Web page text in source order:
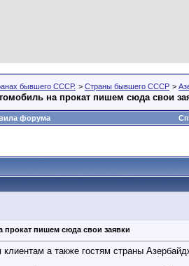
бывшего СССР. > Страны бывшего СССР >
на прокат пишем сюда свои
форума
прокат пишем сюда свои заявки
а также гостям страны